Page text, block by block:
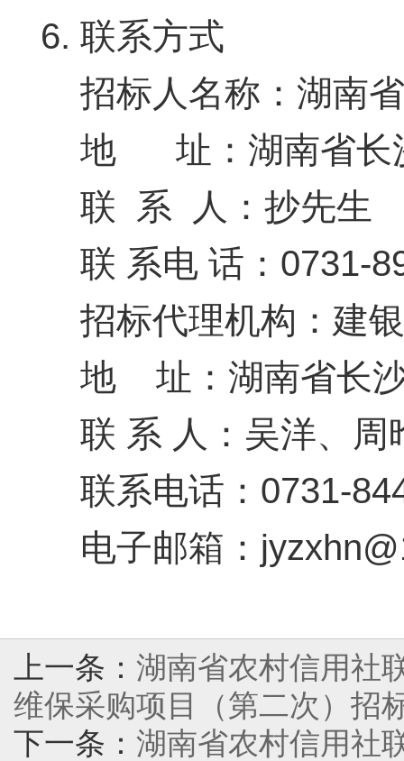
6. 联系方式
招标人名称：湖南
地 址：湖南省长
联 系 人：抄先生
联 系电 话：0731-
招标代理机构：建
地 址：湖南省长沙
联 系 人：吴洋、周
联系电话：0731-
电子邮箱：
上一条： 湖南省农村信用社
维保采购项目（第二次）招
下一条： 湖南省农村信用社